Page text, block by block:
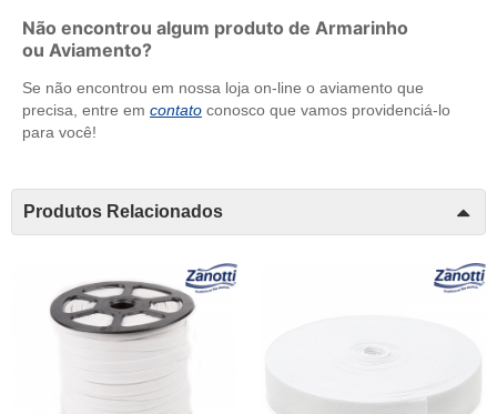
Não encontrou algum produto de Armarinho
ou Aviamento?
Se não encontrou em nossa loja on-line o aviamento que
precisa, entre em contato conosco que vamos providenciá-lo
para você!
Produtos Relacionados